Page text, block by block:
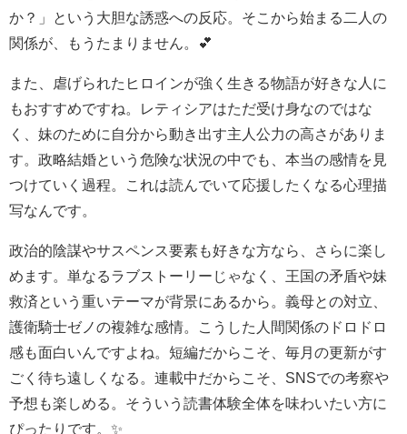
か？」という大胆な誘惑への反応。そこから始まる二人の
関係が、もうたまりません。💕
また、虐げられたヒロインが強く生きる物語が好きな人に
もおすすめですね。レティシアはただ受け身なのではな
く、妹のために自分から動き出す主人公力の高さがありま
す。政略結婚という危険な状況の中でも、本当の感情を見
つけていく過程。これは読んでいて応援したくなる心理描
写なんです。
政治的陰謀やサスペンス要素も好きな方なら、さらに楽し
めます。単なるラブストーリーじゃなく、王国の矛盾や妹
救済という重いテーマが背景にあるから。義母との対立、
護衛騎士ゼノの複雑な感情。こうした人間関係のドロドロ
感も面白いんですよね。短編だからこそ、毎月の更新がす
ごく待ち遠しくなる。連載中だからこそ、SNSでの考察や
予想も楽しめる。そういう読書体験全体を味わいたい方に
ぴったりです。✨